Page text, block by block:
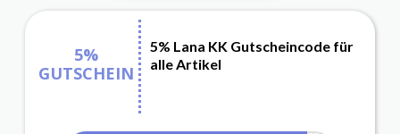
5%
GUTSCHEIN
5% Lana KK Gutscheincode für
alle Artikel